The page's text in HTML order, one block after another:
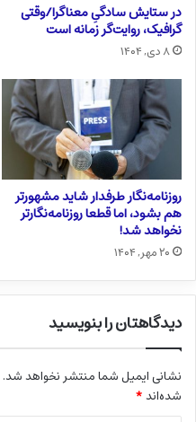
در ستایش سادگیِ معناگرا/وقتی
گرافیک، روایت‌گر زمانه است
۸ دی, ۱۴۰۴
روزنامه‌نگار طرفدار شاید مشهورتر
هم بشود، اما قطعا روزنامه‌نگارتر
نخواهد شد!
۲۰ مهر, ۱۴۰۴
دیدگاهتان را بنویسید
نشانی ایمیل شما منتشر نخواهد شد.
شده‌اند*